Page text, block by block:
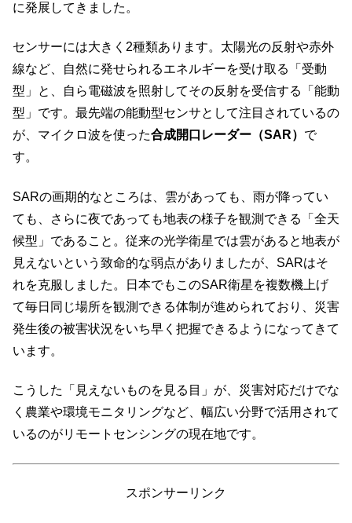
に発展してきました。
センサーには大きく2種類あります。太陽光の反射や赤外
線など、自然に発せられるエネルギーを受け取る「受動
型」と、自ら電磁波を照射してその反射を受信する「能動
型」です。最先端の能動型センサとして注目されているの
が、マイクロ波を使った合成開口レーダー（SAR） で
す。
SARの画期的なところは、雲があっても、雨が降ってい
ても、さらに夜であっても地表の様子を観測できる「全天
候型」であること。従来の光学衛星では雲があると地表が
見えないという致命的な弱点がありましたが、SARはそ
れを克服しました。日本でもこのSAR衛星を複数機上げ
て毎日同じ場所を観測できる体制が進められており、災害
発生後の被害状況をいち早く把握できるようになってきて
います。
こうした「見えないものを見る目」が、災害対応だけでな
く農業や環境モニタリングなど、幅広い分野で活用されて
いるのがリモートセンシングの現在地です。
スポンサーリンク